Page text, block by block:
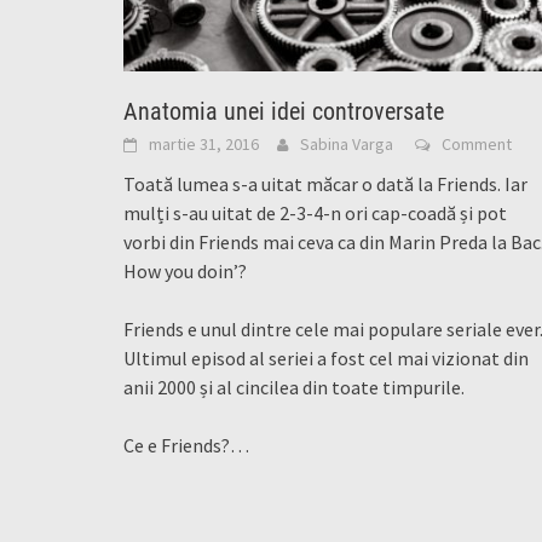
Anatomia unei idei controversate
martie 31, 2016 Sabina Varga Comment
Toată lumea s-a uitat măcar o dată la Friends. Iar
mulți s-au uitat de 2-3-4-n ori cap-coadă și pot
vorbi din Friends mai ceva ca din Marin Preda la
How you doin’?
Friends e unul dintre cele mai populare seriale ever.
Ultimul episod al seriei a fost cel mai vizionat din
anii 2000 și al cincilea din toate timpurile.
Ce e Friends?…